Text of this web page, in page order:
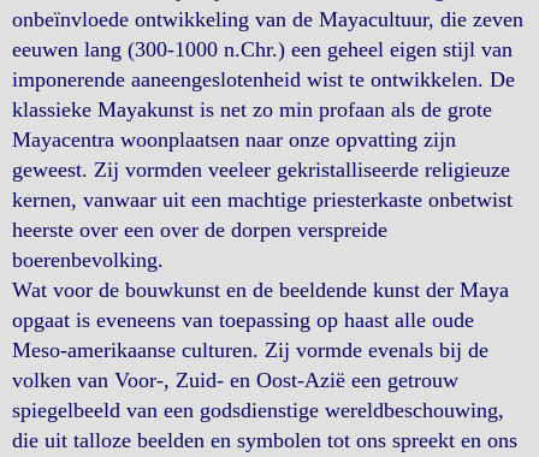
onbeïnvloede ontwikkeling van de Mayacultuur, die zeven
eeuwen lang (300-1000 n.Chr.) een geheel eigen stijl van
imponerende aaneengeslotenheid wist te ontwikkelen. De
klassieke Mayakunst is net zo min profaan als de grote
Mayacentra woonplaatsen naar onze opvatting zijn
geweest. Zij vormden veeleer gekristalliseerde religieuze
kernen, vanwaar uit een machtige priesterkaste onbetwist
heerste over een over de dorpen verspreide
boerenbevolking.
Wat voor de bouwkunst en de beeldende kunst der Maya
opgaat is eveneens van toepassing op haast alle oude
Meso-amerikaanse culturen. Zij vormde evenals bij de
volken van Voor-, Zuid- en Oost-Azië een getrouw
spiegelbeeld van een godsdienstige wereldbeschouwing,
die uit talloze beelden en symbolen tot ons spreekt en ons